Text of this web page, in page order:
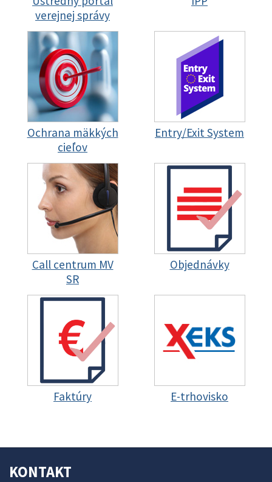
verejnej správy
Ochrana mäkkých
cieľov
Entry/Exit System
Call centrum MV
SR
Objednávky
Faktúry E-trhovisko
KONTAKT